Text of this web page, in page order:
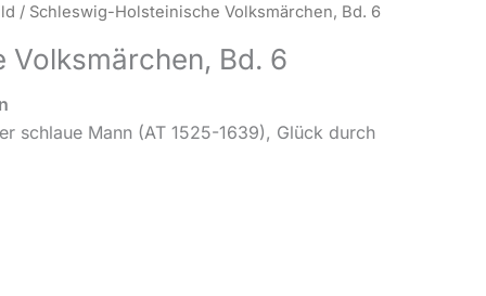
/ Schleswig-Holsteinische Volksmärchen, Bd. 6
Bd. 6
schlaue Mann (AT 1525-1639), Glück durch